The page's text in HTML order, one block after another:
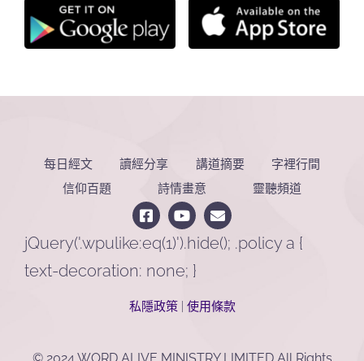
每日經文 讀經分享 講道摘要
字裡行間
信仰百題
詩情畫意 靈聽頻道
jQuery('.wpulike:eq(1)').hide(); .policy a {
text-decoration: none; }
私隱政策| 使用條款
© 2024 WORD ALIVE MINISTRY LIMITED All Rights